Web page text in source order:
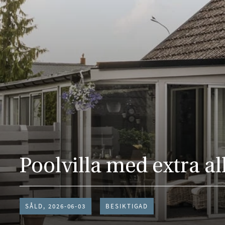
Poolvilla med extra
SÅLD, 2026-06-03 BESIKTIGAD